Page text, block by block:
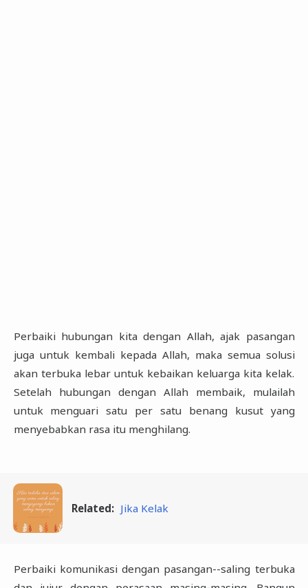
Perbaiki hubungan kita dengan Allah, ajak pasangan
juga untuk kembali kepada Allah, maka semua solusi
akan terbuka lebar untuk kebaikan keluarga kita kelak.
Setelah hubungan dengan Allah membaik, mulailah
untuk menguari satu per satu benang kusut yang
menyebabkan rasa itu menghilang.
Related: Jika Kelak
Perbaiki komunikasi dengan pasangan--saling terbuka